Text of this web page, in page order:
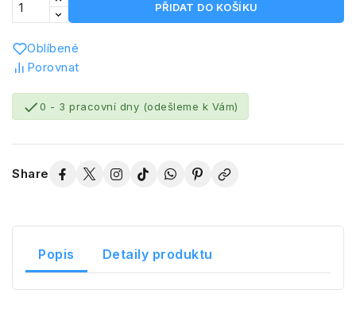
PŘIDAT DO KOŠÍKU
Oblíbené
Porovnat
0 - 3 pracovní dny (odešleme k Vám)
Share
Popis Detaily produktu